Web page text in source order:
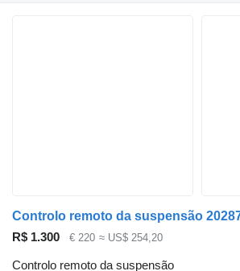
R$ 1.300 € 220 ≈ US$ 254,20
Controlo remoto da suspensão